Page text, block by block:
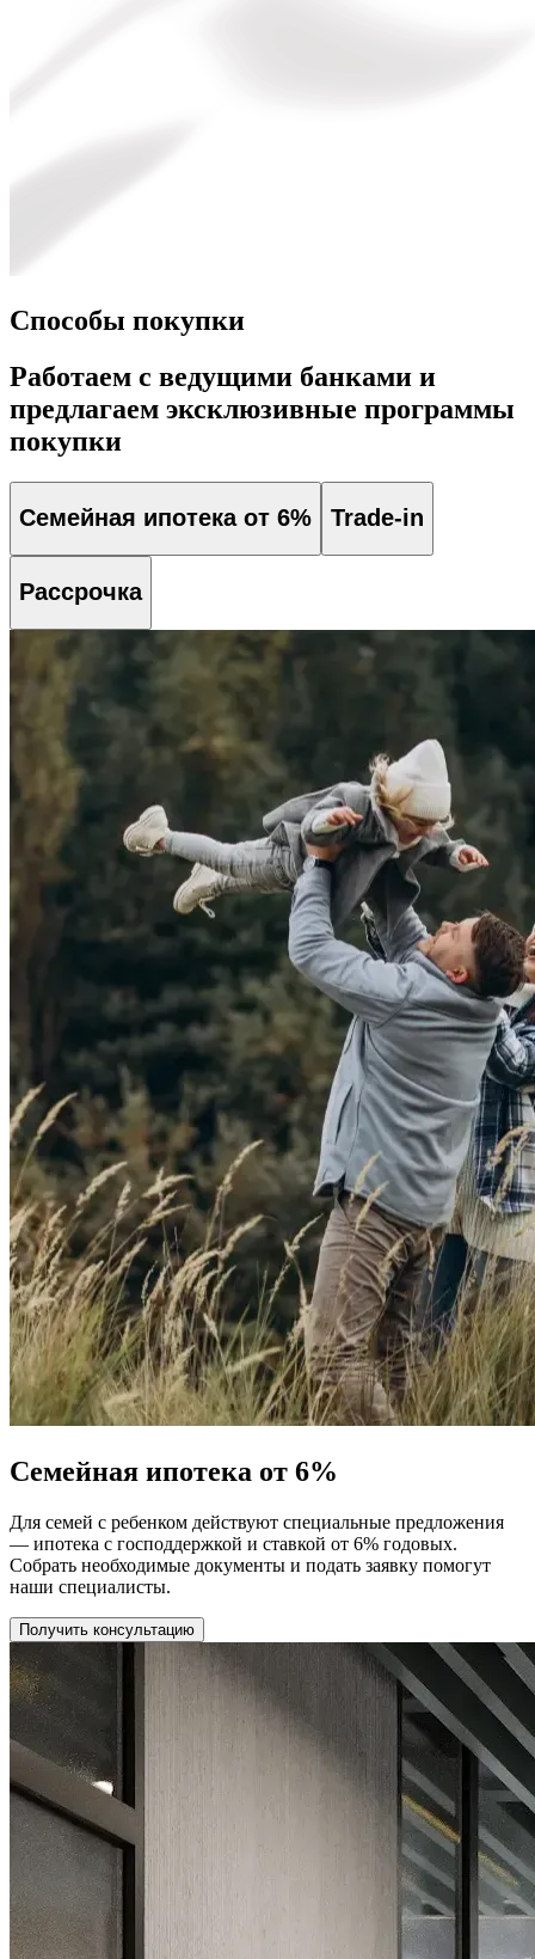
Способы покупки
Работаем с ведущими банками и
предлагаем эксклюзивные программы
покупки
Семейная ипотека от 6% Trade-in
Рассрочка
Семейная ипотека от 6%
Для семей с ребенком действуют специальные предложения
— ипотека с господдержкой и ставкой от 6% годовых.
Собрать необходимые документы и подать заявку помогут
наши специалисты.
Получить консультацию